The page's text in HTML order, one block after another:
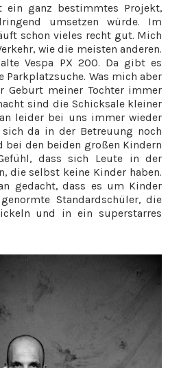
ganz bestimmtes Projekt,
umsetzen würde. Im
schon vieles recht gut. Mich
wie die meisten anderen.
Vespa PX 200. Da gibt es
Parkplatzsuche. Was mich aber
Geburt meiner Tochter immer
sind die Schicksale kleiner
leider bei uns immer wieder
da in der Betreuung noch
bei den beiden großen Kindern
dass sich Leute in der
die selbst keine Kinder haben.
gedacht, dass es um Kinder
Standardschüler, die
und in ein superstarres